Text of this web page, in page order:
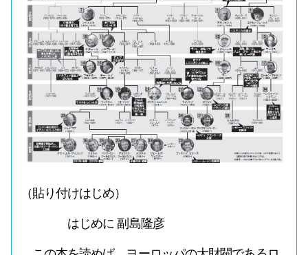
（貼り付けはじめ）
はじめに 副島隆彦